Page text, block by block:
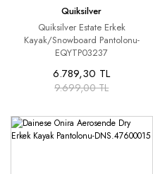
Quiksilver
Quiksilver Estate Erkek
Kayak/Snowboard Pantolonu-
EQYTP03237
6.789,30 TL
9.699,00 TL